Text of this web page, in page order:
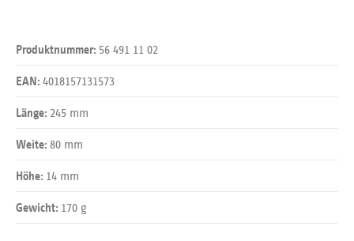
Produktnummer: 56 491 11 02
EAN: 4018157131573
Länge: 245 mm
Weite: 80 mm
Höhe: 14 mm
Gewicht: 170 g